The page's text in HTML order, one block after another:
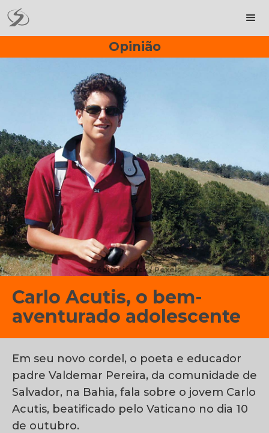
Opinião
Crédito: istock / Pexels
Carlo Acutis, o bem-
aventurado adolescente
Em seu novo cordel, o poeta e educador
padre Valdemar Pereira, da comunidade de
Salvador, na Bahia, fala sobre o jovem Carlo
Acutis, beatificado pelo Vaticano no dia 10
de outubro.